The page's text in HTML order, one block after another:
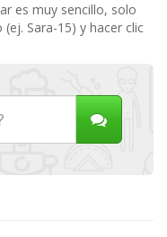
es muy sencillo, solo
Sara-15) y hacer clic